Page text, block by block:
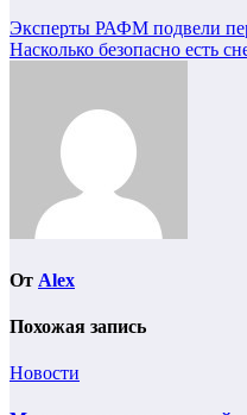
Навигация
по
Эксперты РАФМ подвели
Насколько безопасно есть
От Alex
Похожая запись
Новости